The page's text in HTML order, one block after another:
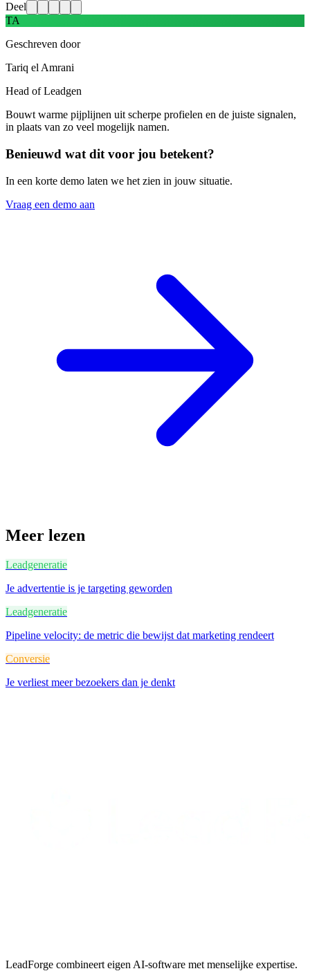
Deel
TA
Geschreven door
Tariq el Amrani
Head of Leadgen
Bouwt warme pijplijnen uit scherpe profielen en de juiste signalen,
in plaats van zo veel mogelijk namen.
Benieuwd wat dit voor jou betekent?
In een korte demo laten we het zien in jouw situatie.
Vraag een demo aan
Meer lezen
Leadgeneratie
Je advertentie is je targeting geworden
Leadgeneratie
Pipeline velocity: de metric die bewijst dat marketing rendeert
Conversie
Je verliest meer bezoekers dan je denkt
LeadForge combineert eigen AI-software met menselijke expertise.